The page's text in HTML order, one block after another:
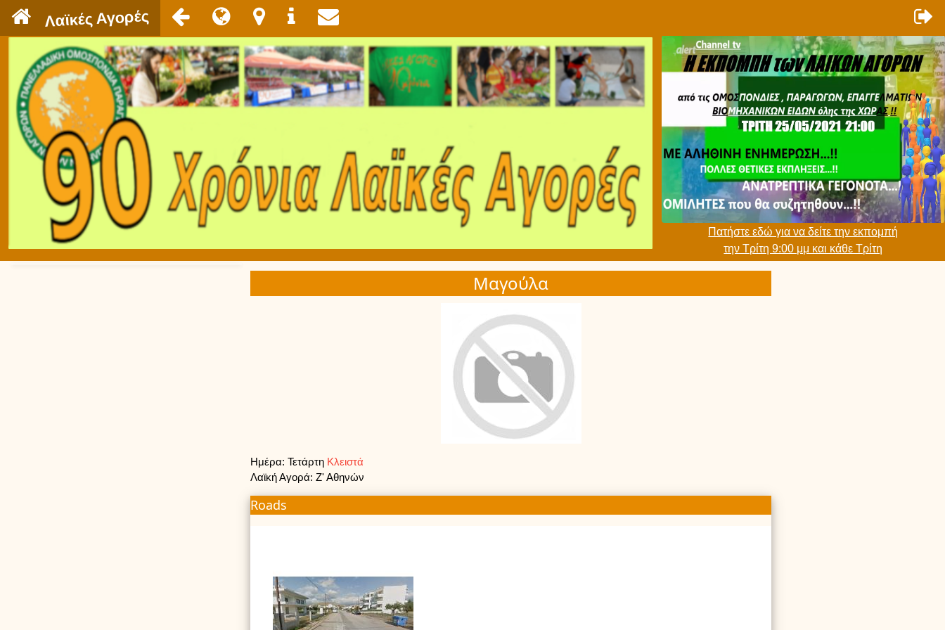
Λαϊκές Αγορές
Πατήστε εδώ για να δείτε την εκπομπή
την Τρίτη 9:00 μμ και κάθε Τρίτη
Μαγούλα
Ημέρα: Τετάρτη Κλειστά
Λαϊκή Αγορά: Ζ' Αθηνών
Roads